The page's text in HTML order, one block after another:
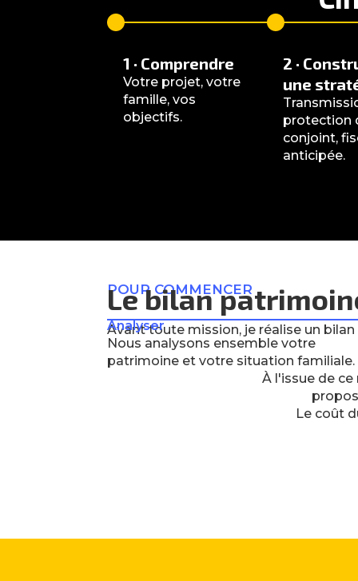
1 · Comprendre
Votre projet, votre
famille, vos
objectifs.
2 ·
une
protection
conjoint,
anticipée.
POUR COMMENCER
Le bilan
Avant toute mission, je réalise un
Analyser
Nous analysons ensemble votre
patrimoine et votre situation familiale.
À l'issue de
Le coût